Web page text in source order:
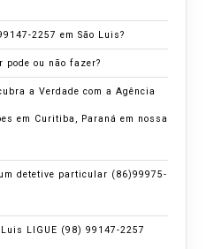
2257 em São Luis?
pode ou não fazer?
a Verdade com a Agência
em Curitiba, Paraná em nossa
detetive particular (86)99975-
LIGUE (98) 99147-2257